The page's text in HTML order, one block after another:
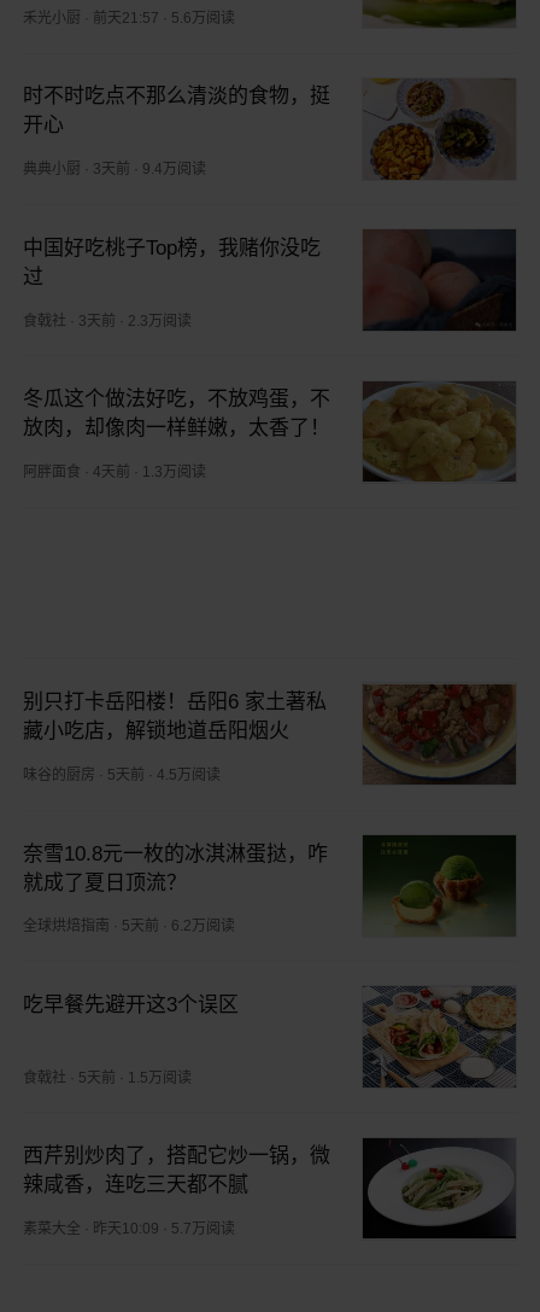
禾光小厨 前天21:57 5.6万阅读
时不时吃点不那么清淡的食物，挺
开心
典典小厨 3天前 9.4万阅读
中国好吃桃子Top榜，我赌你没吃
过
食戟社 3天前 2.3万阅读
冬瓜这个做法好吃，不放鸡蛋，不
放肉，却像肉一样鲜嫩，太香了！
阿胖面食 4天前 1.3万阅读
别只打卡岳阳楼！岳阳6 家土著私
藏小吃店，解锁地道岳阳烟火
味谷的厨房 5天前 4.5万阅读
奈雪10.8元一枚的冰淇淋蛋挞，咋
就成了夏日顶流？
全球烘焙指南 5天前 6.2万阅读
吃早餐先避开这3个误区
食戟社 5天前 1.5万阅读
西芹别炒肉了，搭配它炒一锅，微
辣咸香，连吃三天都不腻
素菜大全 昨天10:09 5.7万阅读